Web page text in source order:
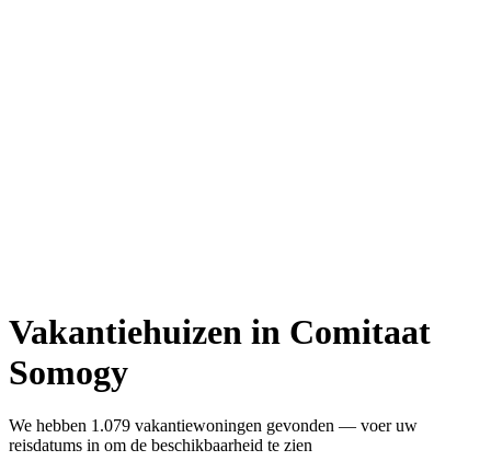
Vakantiehuizen in Comitaat
Somogy
We hebben 1.079 vakantiewoningen gevonden — voer uw
reisdatums in om de beschikbaarheid te zien